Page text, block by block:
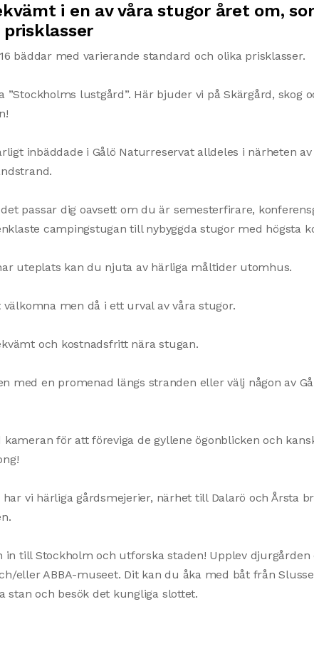
i en av våra stugor året om,
bäddar med varierande standard och olika prisklasser.
”Stockholms lustgård”. Här bjuder vi på Skärgård, skog
inbäddade i Gålö Naturreservat alldeles i närheten
passar dig oavsett om du är semesterfirare,
campingstugan till nybyggda stugor med högsta
uteplats kan du njuta av härliga måltider utomhus.
men då i ett urval av våra stugor.
och kostnadsfritt nära stugan.​
med en promenad längs stranden eller välj någon av
för att föreviga de gyllene ögonblicken och
vi härliga gårdsmejerier, närhet till Dalarö och Årsta
in till Stockholm och utforska staden! Upplev djurgården
eller ABBA-museet. Dit kan du åka med båt från
stan och besök det kungliga slottet.